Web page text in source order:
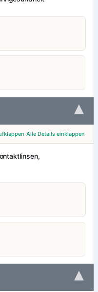
▾
Alle Details einklappen
▾